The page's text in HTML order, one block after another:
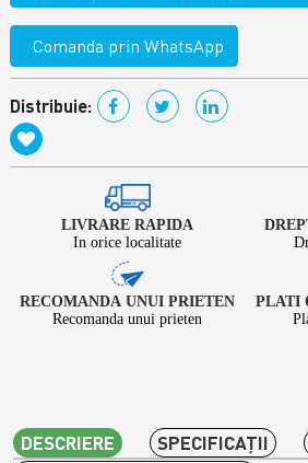
Comanda prin WhatsApp
Distribuie:
LIVRARE RAPIDA
In orice localitate
RECOMANDA UNUI PRIETEN
Recomanda unui prieten
PLATI
DESCRIERE SPECIFICAŢII